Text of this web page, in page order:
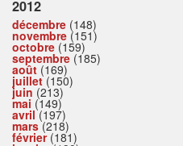
2012
décembre (148)
novembre (151)
octobre (159)
septembre (185)
août (169)
juillet(150)
juin (213)
mai (149)
avril(197)
mars(218)
février(181)